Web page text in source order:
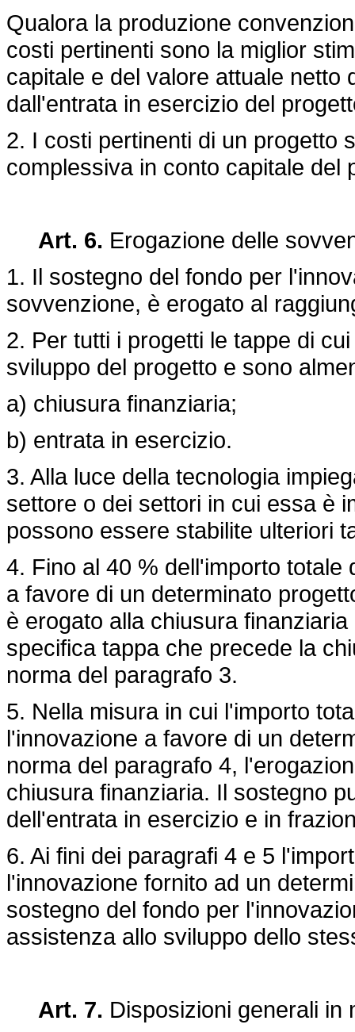
Qualora la produzione
costi pertinenti sono la miglior
capitale e del valore attuale netto
dall'entrata in esercizio del
2. I costi pertinenti di un progetto
complessiva in conto capitale del
Art. 6. Erogazione delle
1. Il sostegno del fondo per
sovvenzione, è erogato al
2. Per tutti i progetti le tappe di
sviluppo del progetto e sono
a) chiusura finanziaria;
b) entrata in esercizio.
3. Alla luce della tecnologia
settore o dei settori in cui essa è
possono essere stabilite ulteriori
4. Fino al 40 % dell'importo
a favore di un determinato
è erogato alla chiusura
specifica tappa che precede la
norma del paragrafo 3.
5. Nella misura in cui l'importo
l'innovazione a favore di un
norma del paragrafo 4,
chiusura finanziaria. Il sostegno
dell'entrata in esercizio e in
6. Ai fini dei paragrafi 4 e 5
l'innovazione fornito ad un
sostegno del fondo per
assistenza allo sviluppo dello
Art. 7. Disposizioni generali in